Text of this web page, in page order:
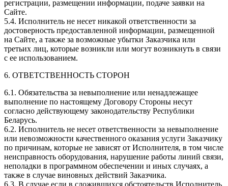
регистрации, размещении информации, подаче заявки на
Сайте.
5.4. Исполнитель не несет никакой ответственности за
достоверность предоставленной информации, размещенной
на Сайте, а также за возможные убытки Заказчика или
третьих лиц, которые возникли или могут возникнуть в связи
с ее использованием.
6. ОТВЕТСТВЕННОСТЬ СТОРОН
6.1. Обязательства за невыполнение или ненадлежащее
выполнение по настоящему Договору Стороны несут
согласно действующему законодательству Республики
Беларусь.
6.2. Исполнитель не несет ответственности за невыполнение
или невозможности качественного оказания услуги Заказчику
по причинам, которые не зависят от Исполнителя, в том числе
неисправность оборудования, нарушение работы линий связи,
неполадки в программном обеспечении и иных случаях, а
также в случае виновных действий Заказчика.
6.3. В случае если в сложившихся обстоятельств Исполнитель